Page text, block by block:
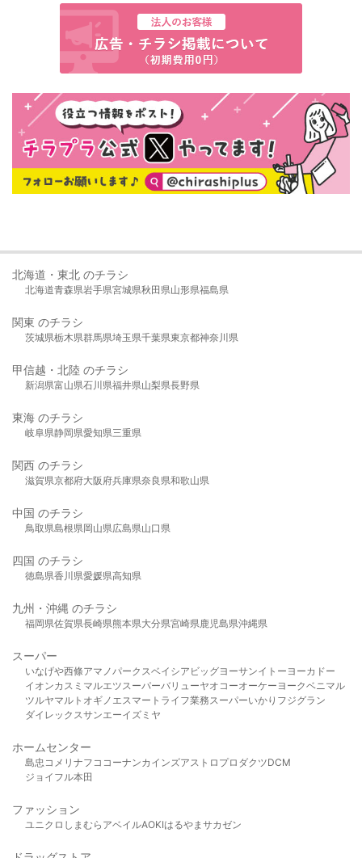
北海道・東北 のチラシ
北海道青森県岩手県宮城県秋田県山形県福島県
関東 のチラシ
茨城県栃木県群馬県埼玉県千葉県東京都神奈川県
甲信越・北陸 のチラシ
新潟県富山県石川県福井県山梨県長野県
東海 のチラシ
岐阜県静岡県愛知県三重県
関西 のチラシ
滋賀県京都府大阪府兵庫県奈良県和歌山県
中国 のチラシ
鳥取県島根県岡山県広島県山口県
四国 のチラシ
徳島県香川県愛媛県高知県
九州・沖縄 のチラシ
福岡県佐賀県長崎県熊本県大分県宮崎県鹿児島県沖縄県
スーパー
いなげや西條アマノパークスベイシア ビッグヨーサンイトーヨーカドー
イオンカスミ マルエツスーパーバリューヤオコーオーケー ヨークベニマル
ツルヤマルト オギノ エスマート ライフ業務スーパーいかり フジグラン
ダイレックスサンエーイズミヤ
ホームセンター
島忠 コメリ ナフコ コーナンカインズアストロプロダクツDCM
ジョイフル本田
ファッション
ユニクロ しまむら アベイルAOKIはるやま サカゼン